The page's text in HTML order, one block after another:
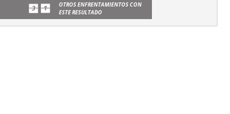
OTROS ENFRENTAMIENTOS CON
ESTE RESULTADO